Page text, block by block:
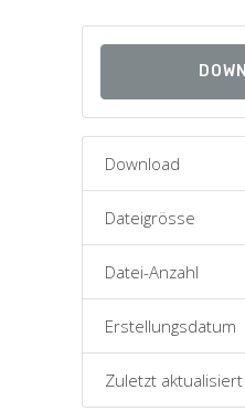
Download
Dateigrösse
Datei-Anzahl
Erstellungsdatum
Zuletzt aktualisiert